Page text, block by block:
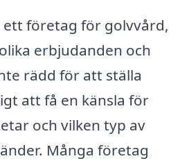
företag för golvvård,
erbjudanden och
rädd för att ställa
att få en känsla för
och vilken typ av
Många företag